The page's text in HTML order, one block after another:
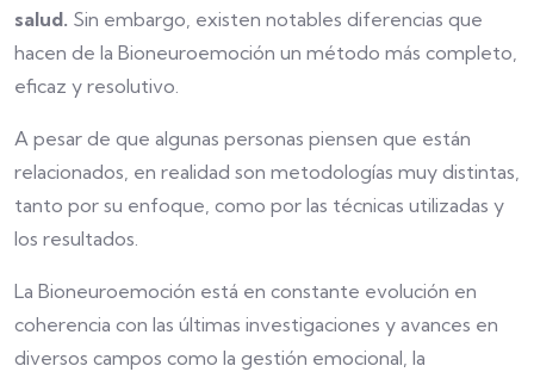
salud. Sin embargo, existen notables diferencias que
hacen de la Bioneuroemoción un método más completo,
eficaz y resolutivo.
A pesar de que algunas personas piensen que están
relacionados, en realidad son metodologías muy distintas,
tanto por su enfoque, como por las técnicas utilizadas y
los resultados.
La Bioneuroemoción está en constante evolución en
coherencia con las últimas investigaciones y avances en
diversos campos como la gestión emocional, la